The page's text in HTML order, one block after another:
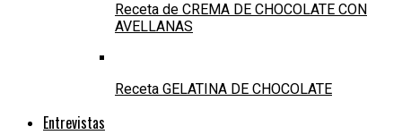
Receta de CREMA DE CHOCOLATE CON
AVELLANAS
Receta GELATINA DE CHOCOLATE
Entrevistas